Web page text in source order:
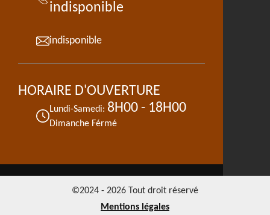
indisponible
indisponible
HORAIRE D'OUVERTURE
Lundi-Samedi: 8H00 - 18H00
Dimanche Férmé
©2024 - 2026 Tout droit réservé
Mentions légales